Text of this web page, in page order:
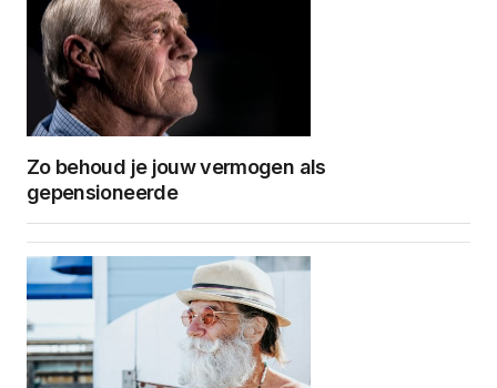
Zo behoud je jouw vermogen als
gepensioneerde